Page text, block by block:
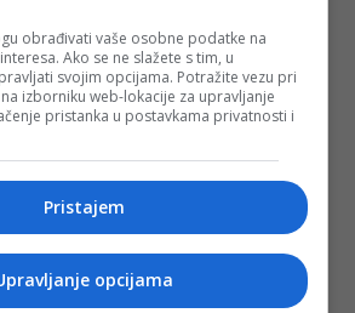
obrađivati vaše osobne podatke na
Ako se ne slažete s tim, u
svojim opcijama. Potražite vezu pri
izborniku web-lokacije za upravljanje
pristanka u postavkama privatnosti i
Pristajem
opcijama